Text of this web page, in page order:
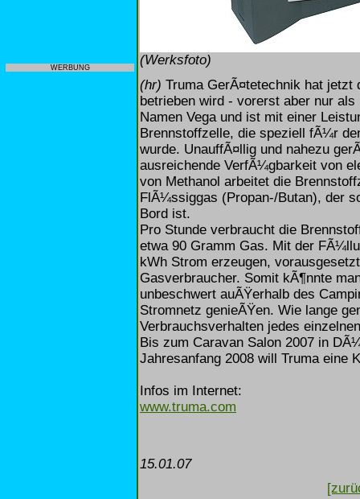
WERBUNG
(Werksfoto)
(hr) Truma GerÃ¤tetechnik hat
betrieben wird - vorerst aber nur
Namen Vega und ist mit einer
Brennstoffzelle, die speziell fÃ¼r
wurde. UnauffÃ¤llig und nahezu
ausreichende VerfÃ¼gbarkeit von
von Methanol arbeitet die
FlÃ¼ssiggas (Propan-/Butan), der
Bord ist.
Pro Stunde verbraucht die
etwa 90 Gramm Gas. Mit der
kWh Strom erzeugen,
Gasverbraucher. Somit kÃ¶nnte
unbeschwert auÃŸerhalb des
Stromnetz genieÃŸen. Wie lange
Verbrauchsverhalten jedes
Bis zum Caravan Salon 2007 in
Jahresanfang 2008 will Truma eine
Infos im Internet:
www.truma.com
15.01.07